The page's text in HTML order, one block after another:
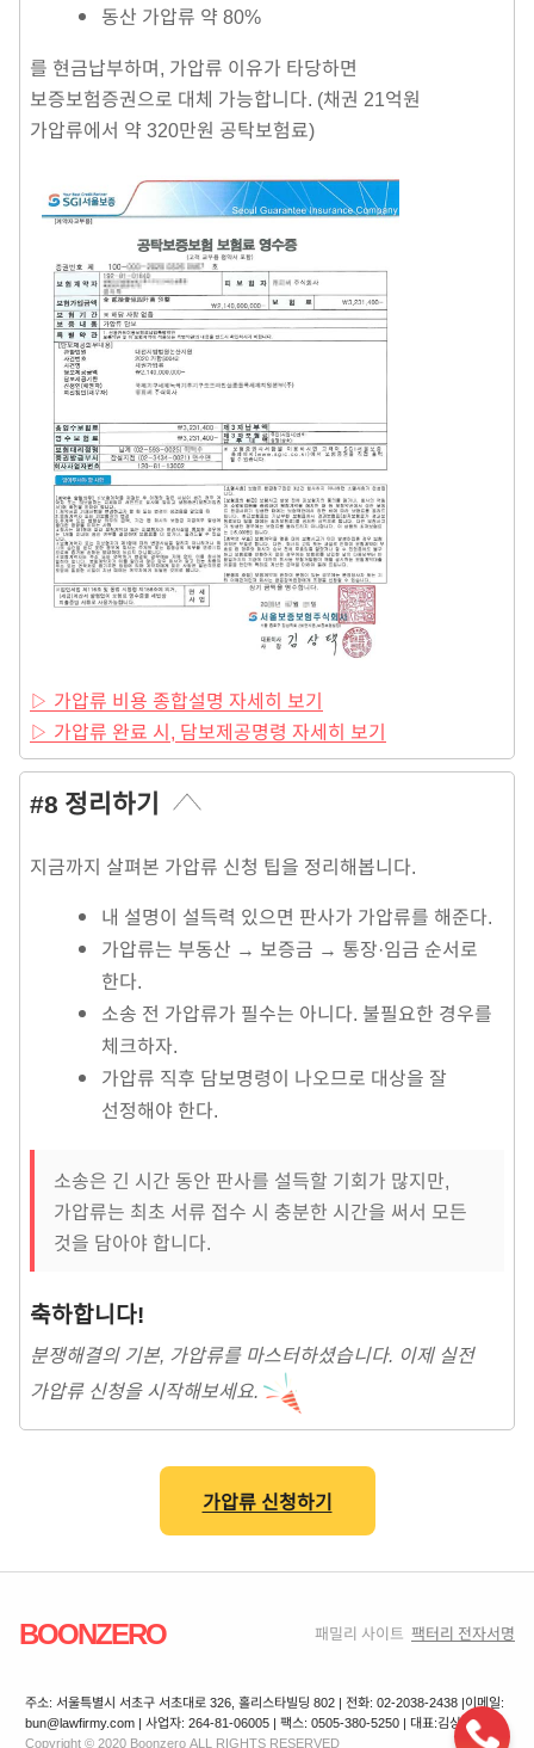
동산 가압류 약 80%
를 현금납부하며, 가압류 이유가 타당하면
보증보험증권으로 대체 가능합니다. (채권 21억원
가압류에서 약 320만원 공탁보험료)
▷ 가압류 비용 종합설명 자세히 보기
▷ 가압류 완료 시, 담보제공명령 자세히 보기
#8 정리하기
지금까지 살펴본 가압류 신청 팁을 정리해봅니다.
내 설명이 설득력 있으면 판사가 가압류를 해준다.
가압류는 부동산 → 보증금 → 통장·임금 순서로
한다.
소송 전 가압류가 필수는 아니다. 불필요한 경우를
체크하자.
가압류 직후 담보명령이 나오므로 대상을 잘
선정해야 한다.
소송은 긴 시간 동안 판사를 설득할 기회가 많지만,
가압류는 최초 서류 접수 시 충분한 시간을 써서 모든
것을 담아야 합니다.
축하합니다!
분쟁해결의 기본, 가압류를 마스터하셨습니다. 이제 실전
가압류 신청을 시작해보세요.
가압류 신청하기
BOONZERO 패밀리 사이트 팩터리 전자서명
주소: 서울특별시 서초구 서초대로 326, 홀리스타빌딩 802 | 전화: 02-2038-2438 |이메일:
bun@lawfirmy.com | 사업자: 264-81-06005 | 팩스: 0505-380-5250 | 대표:김상겸
Copyright © 2020 Boonzero ALL RIGHTS RESERVED